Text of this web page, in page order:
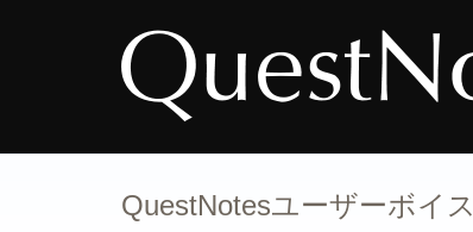
ッ
QuestNotesユーザーボイス